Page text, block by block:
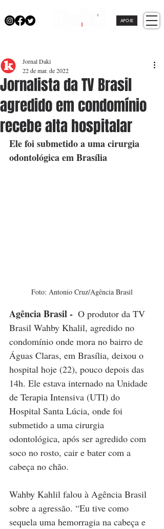
APOIE
Jornalista da TV Brasil
agredido em condomínio
recebe alta hospitalar
Jornal Daki
22 de mar. de 2022
Ele foi submetido a uma cirurgia
odontológica em Brasília
Foto: Antonio Cruz/Agência Brasil
Agência Brasil - O produtor da TV
Brasil Wahby Khalil, agredido no
condomínio onde mora no bairro de
Águas Claras, em Brasília, deixou o
hospital hoje (22), pouco depois das
14h. Ele estava internado na Unidade
de Terapia Intensiva (UTI) do
Hospital Santa Lúcia, onde foi
submetido a uma cirurgia
odontológica, após ser agredido com
soco no rosto, cair e bater com a
cabeça no chão.
Wahby Kahlil falou à Agência Brasil
sobre a agressão. “Eu tive como
sequela uma hemorragia na cabeça e